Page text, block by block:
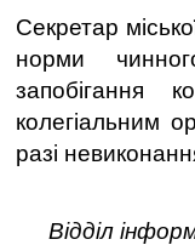
Секретар
норми
запобігання
колегіальним
разі
Відділ